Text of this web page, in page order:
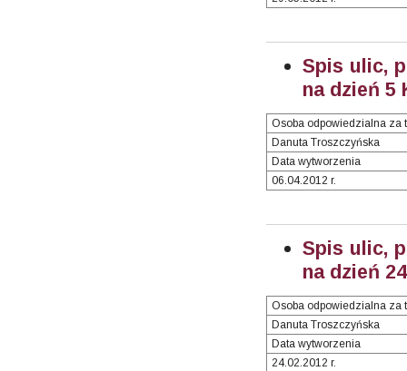
Spis ulic,
na dzień 5
Osoba odpowiedzialna za
Danuta Troszczyńska
Data wytworzenia
06.04.2012 r.
Spis ulic,
na dzień
Osoba odpowiedzialna za
Danuta Troszczyńska
Data wytworzenia
24.02.2012 r.